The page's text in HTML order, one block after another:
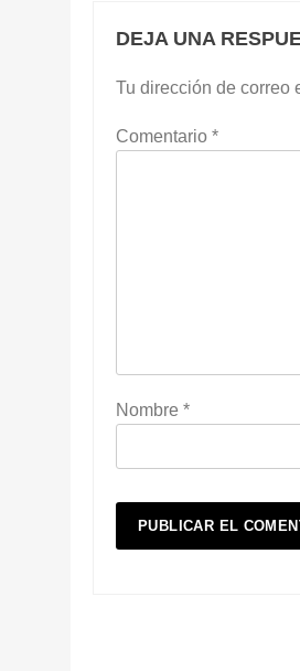
DEJA UNA
Tu dirección de correo
Comentario *
Nombre *